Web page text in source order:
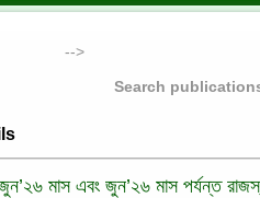
-->
Search
মাস এবং জুন’২৬ মাস পর্যন্ত